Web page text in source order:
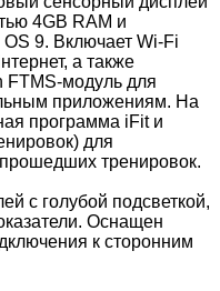
4GB RAM и
9. Включает Wi-Fi
а также
модуль для
приложениям. На
программа iFit и
для
тренировок.
с голубой подсветкой,
Оснащен
к сторонним